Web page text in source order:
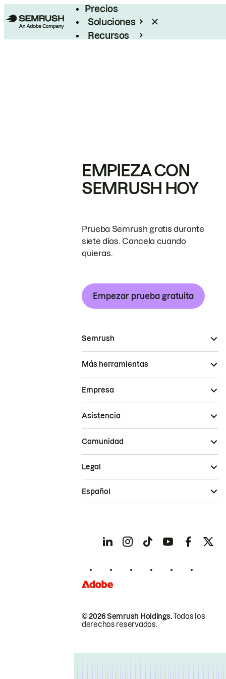
Precios
Soluciones
Recursos
EMPIEZA CON
SEMRUSH HOY
Prueba Semrush gratis durante
siete días. Cancela cuando
quieras.
Empezar prueba gratuita
Semrush
Más herramientas
Empresa
Asistencia
Comunidad
© 2026 Semrush Holdings.Todos los
derechos reservados.
Legal
Español